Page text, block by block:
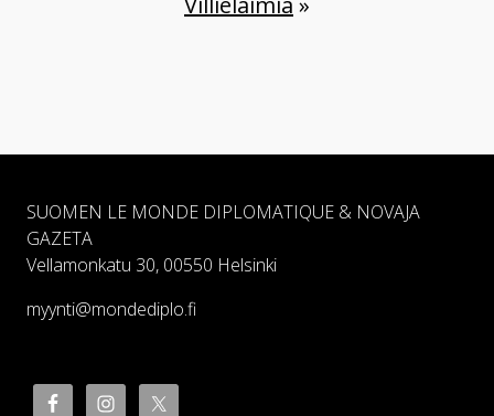
SUOMEN LE MONDE DIPLOMATIQUE & NOVAJA
GAZETA
Vellamonkatu 30, 00550 Helsinki
myynti@mondediplo.fi